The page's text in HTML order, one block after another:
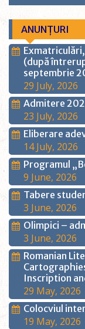
ANUNȚURI
(după
septembrie
29 July, 2026
Admitere
23 July, 2026
Eliberare
14 July, 2026
Programul
9 June, 2026
Tabere
3 June, 2026
Olimpici –
3 June, 2026
Romanian
Inscription
29 May, 2026
Colocviul
19 May, 2026